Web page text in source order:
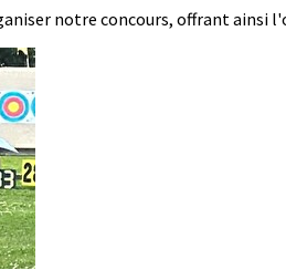
notre concours, offrant ainsi